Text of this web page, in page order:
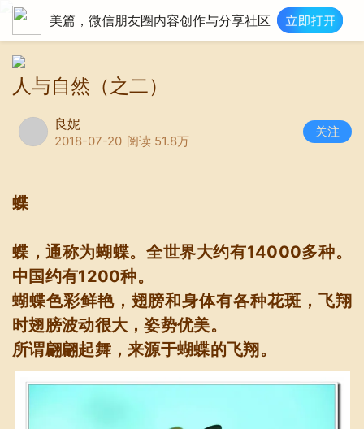
美篇，微信朋友圈内容创作与分享社区
人与自然（之二）
良妮
2018-07-20 阅读 51.8万
关注
蝶
蝶，通称为蝴蝶。全世界大约有14000多种。
中国约有1200种。
蝴蝶色彩鲜艳，翅膀和身体有各种花斑，飞翔
时翅膀波动很大，姿势优美。
所谓翩翩起舞，来源于蝴蝶的飞翔。